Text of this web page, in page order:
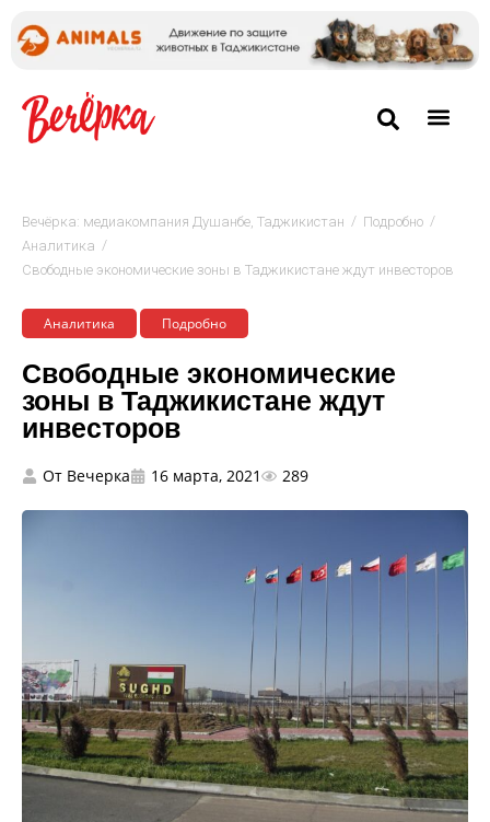
Вечёрка: медиакомпания Душанбе, Таджикистан / Подробно /
Аналитика /
Свободные экономические зоны в Таджикистане ждут инвесторов
Аналитика Подробно
Свободные экономические
зоны в Таджикистане ждут
инвесторов
От Вечерка 16 марта, 2021 289